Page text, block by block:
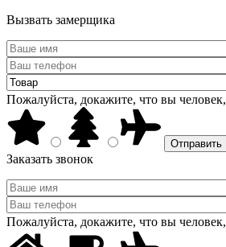
Вызвать замерщика
Пожалуйста, докажите, что вы
Заказать звонок
Пожалуйста, докажите, что вы